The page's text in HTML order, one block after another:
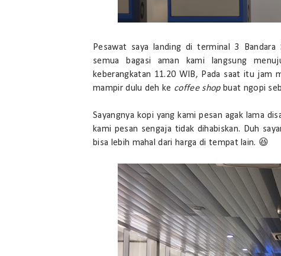
Pesawat saya landing di terminal 3
semua bagasi aman kami langsung
keberangkatan 11.20 WIB, Pada saat itu jam
mampir dulu deh ke coffee shopbuat ngopi
Sayangnya kopi yang kami pesan agak lama
kami pesan sengaja tidak dihabiskan. Duh
bisa lebih mahal dari harga di tempat lain. 😆